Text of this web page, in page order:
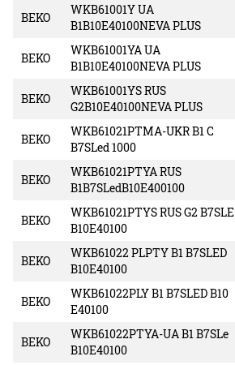
BEKO
WKB61001Y UA
B1B10E40100NEVA PLUS
BEKO
WKB61001YA UA
B1B10E40100NEVA PLUS
BEKO
WKB61001YS RUS
G2B10E40100NEVA PLUS
BEKO
WKB61021PTMA-UKR B1 C
B7SLed 1000
BEKO
WKB61021PTYA RUS
B1B7SLedB10E400100
BEKO
WKB61021PTYS RUS G2 B7SLE
B10E40100
BEKO
WKB61022 PLPTY B1 B7SLED
B10E40100
BEKO
WKB61022PLY B1 B7SLED B10
E40100
BEKO
WKB61022PTYA-UA B1 B7SLe
B10E40100